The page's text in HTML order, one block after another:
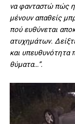
να φανταστώ πώς η
μένουν απαθείς
πού ευθύνεται
ατυχημάτων.
και υπευθυνότητα
θύματα…”.